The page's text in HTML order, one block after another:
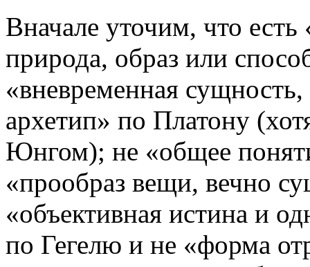
Вначале уточим, что
природа, образ или
«вневременная
архетип» по Платону
Юнгом); не «общее
«прообраз вещи, вечно
«объективная истина и
по Гегелю и не «форма